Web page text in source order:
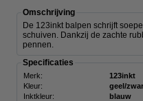
Omschrijving
De 123inkt balpen schrijft
schuiven. Dankzij de zachte
pennen.
Specificaties
Merk: 123inkt
Kleur:
geel/
Inktkleur:
blauw